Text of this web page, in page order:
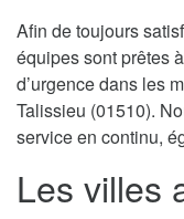
Afin de toujours
équipes sont prêtes
d’urgence dans les
Talissieu (01510).
service en continu,
Les villes